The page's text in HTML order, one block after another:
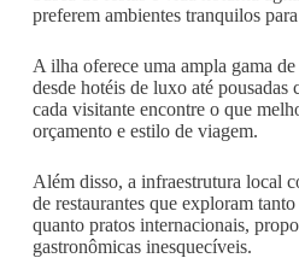
preferem ambientes tranquilos
A ilha oferece uma ampla gama
desde hotéis de luxo até pousadas
cada visitante encontre o que
orçamento e estilo de viagem.
Além disso, a infraestrutura local
de restaurantes que exploram
quanto pratos internacionais,
gastronômicas inesquecíveis.